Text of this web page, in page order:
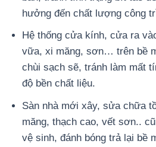
hưởng đến chất lượng công
Hệ thống cửa kính, cửa ra
vữa, xi măng, sơn… trên bề
chùi sạch sẽ, tránh làm mất
độ bền chất liệu.
Sàn nhà mới xây, sửa chữa
măng, thạch cao, vết sơn..
vệ sinh, đánh bóng trả lại bề